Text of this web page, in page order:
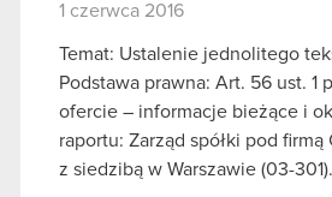
1 czerwca 2016
Temat: Ustalenie jednolitego
Podstawa prawna: Art. 56 ust. 1
ofercie – informacje bieżące i
raportu: Zarząd spółki pod firmą
z siedzibą w Warszawie (03-